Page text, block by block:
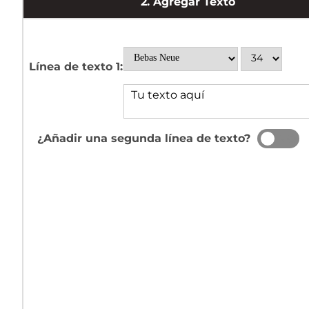
Línea de texto 1:
¿Añadir una segunda línea de texto?
SÍ